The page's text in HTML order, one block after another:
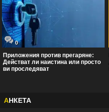
0
Приложения против прегаряне:
Действат ли наистина или просто
ви проследяват
АНКЕТА